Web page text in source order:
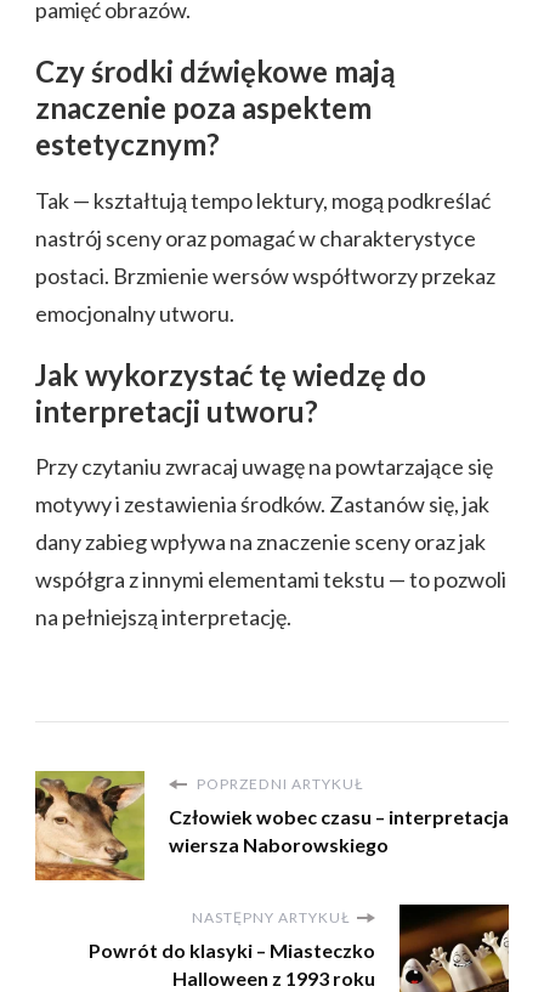
pamięć obrazów.
Czy środki dźwiękowe mają
znaczenie poza aspektem
estetycznym?
Tak — kształtują tempo lektury, mogą podkreślać
nastrój sceny oraz pomagać w charakterystyce
postaci. Brzmienie wersów współtworzy przekaz
emocjonalny utworu.
Jak wykorzystać tę wiedzę do
interpretacji utworu?
Przy czytaniu zwracaj uwagę na powtarzające się
motywy i zestawienia środków. Zastanów się, jak
dany zabieg wpływa na znaczenie sceny oraz jak
współgra z innymi elementami tekstu — to pozwoli
na pełniejszą interpretację.
POPRZEDNI ARTYKUŁ
Człowiek wobec czasu – interpretacja
wiersza Naborowskiego
NASTĘPNY ARTYKUŁ
Powrót do klasyki – Miasteczko
Halloween z 1993 roku